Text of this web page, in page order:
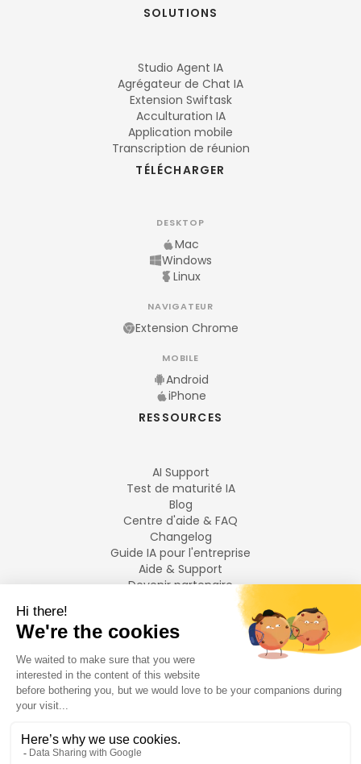
SOLUTIONS
Studio Agent IA
Agrégateur de Chat IA
Extension Swiftask
Acculturation IA
Application mobile
Transcription de réunion
TÉLÉCHARGER
DESKTOP
Mac
Windows
Linux
NAVIGATEUR
Extension Chrome
MOBILE
Android
iPhone
RESSOURCES
AI Support
Test de maturité IA
Blog
Centre d'aide & FAQ
Changelog
Guide IA pour l'entreprise
Aide & Support
Devenir partenaire
LANGUES
Français
English